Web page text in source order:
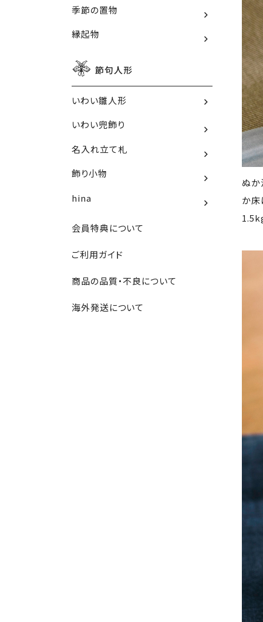
季節の置物
縁起物
節句人形
いわい雛人形
いわい兜飾り
名入れ立て札
飾り小物
hina
会員特典について
ご利用ガイド
商品の品質・不良について
海外発送について
ぬか
か床